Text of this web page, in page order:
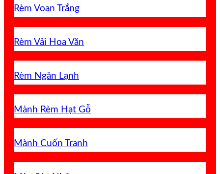
Rèm Voan Trắng
Rèm Vải Hoa Văn
Rèm Ngăn Lạnh
Mành Rèm Hạt Gỗ
Mành Cuốn Tranh